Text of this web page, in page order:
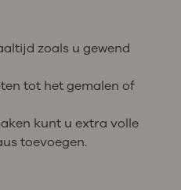
zoals u gewend
tot het gemalen of
kunt u extra volle
toevoegen.